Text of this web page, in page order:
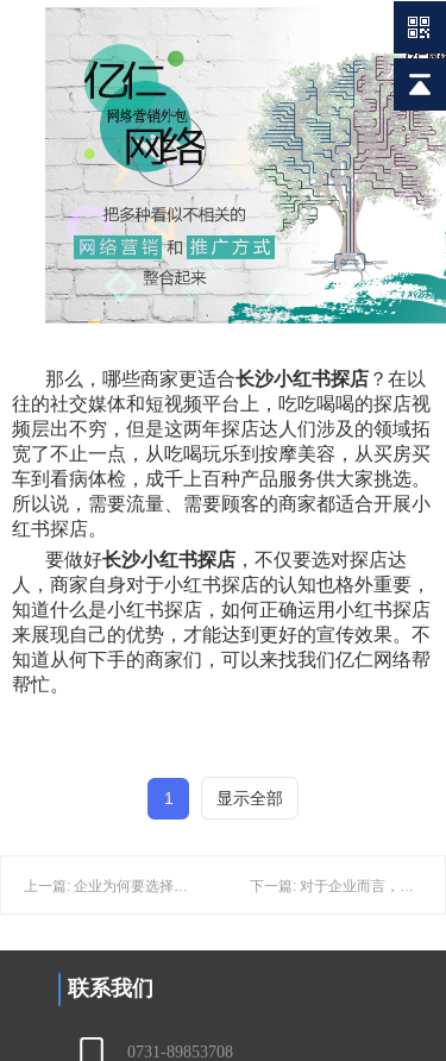
那么，哪些商家更适合长沙小红书探店 ？在以
往的社交媒体和短视频平台上，吃吃喝喝的探店视
频层出不穷，但是这两年探店达人们涉及的领域拓
宽了不止一点，从吃喝玩乐到按摩美容，从买房买
车到看病体检，成千上百种产品服务供大家挑选。
所以说，需要流量、需要顾客的商家都适合开展小
红书探店。
要做好长沙小红书探店 ，不仅要选对探店达
人，商家自身对于小红书探店的认知也格外重要，
知道什么是小红书探店，如何正确运用小红书探店
来展现自己的优势，才能达到更好的宣传效果。不
知道从何下手的商家们，可以来找我们亿仁网络帮
帮忙。
1 显示全部
上一篇: 企业为何要选择长沙小红书代运营而非自运营？ 下一篇: 对于企业而言，长沙私域引流的重要性你知道吗？
联系我们
0731-89853708